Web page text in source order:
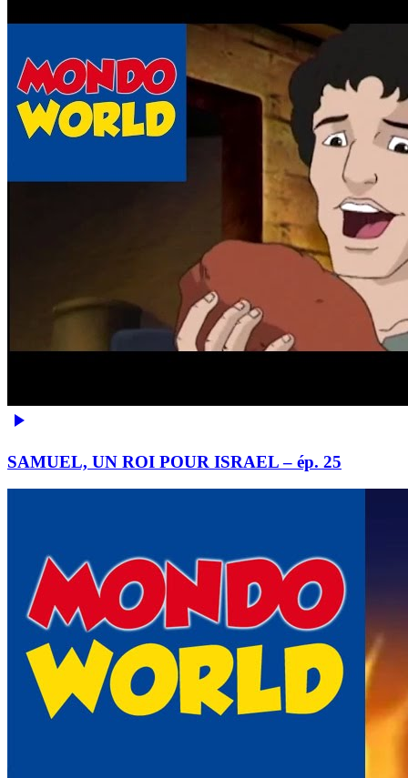
SAMUEL, UN ROI POUR ISRAEL – ép. 25